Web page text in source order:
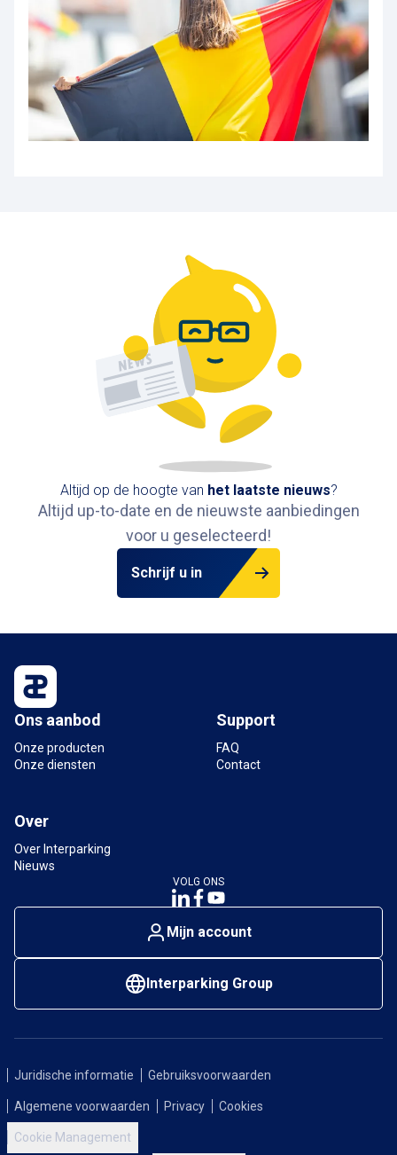
Altijd op de hoogte van het laatste nieuws?
Altijd up-to-date en de nieuwste aanbiedingen
voor u geselecteerd!
Schrijf u in
Ons aanbod
Onze producten
Onze diensten
Support
FAQ
Contact
Over
Over Interparking
Nieuws
VOLG ONS
Mijn account
Interparking Group
Juridische informatie Gebruiksvoorwaarden
Algemene voorwaarden Privacy Cookies
Cookie Management